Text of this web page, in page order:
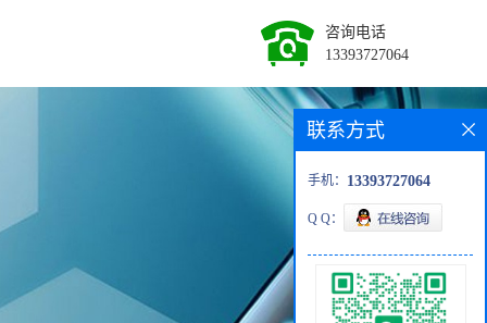
咨询电话
13393727064
联系方式
手机： 13393727064
Q Q：